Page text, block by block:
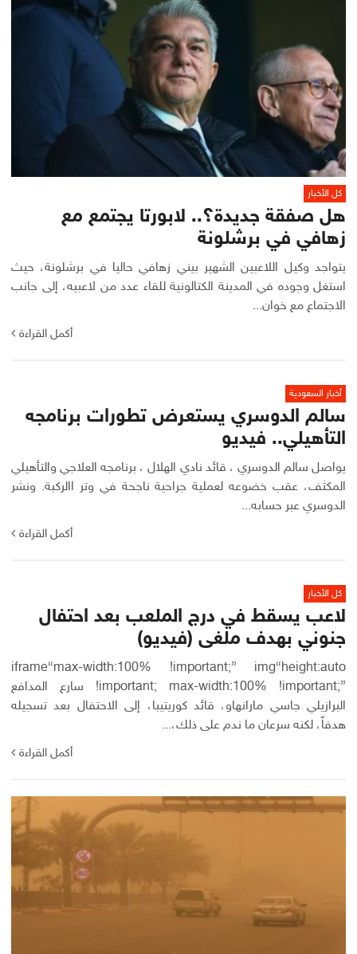
كل الأخبار
هل صفقة جديدة؟.. لابورتا يجتمع مع
زهافي في برشلونة
يتواجد وكيل اللاعبين الشهير بيني زهافي حاليا في برشلونة، حيث
استغل وجوده في المدينة الكتالونية للقاء عدد من لاعبيه، إلى جانب
الاجتماع مع خوان...
أكمل القراءة
أخبار السعودية
سالم الدوسري يستعرض تطورات برنامجه
التأهيلي.. فيديو
يواصل سالم الدوسري ، قائد نادي الهلال ، برنامجه العلاجي والتأهيلي
المكثف، عقب خضوعه لعملية جراحية ناجحة في وتر االركبة. ونشر
الدوسري عبر حسابه...
أكمل القراءة
كل الأخبار
لاعب يسقط في درج الملعب بعد احتفال
جنوني بهدف ملغى (فيديو)
iframe{max-width:100% !important;} img{height:auto
!important; max-width:100% !important;} سارع المدافع
البرازيلي جاسي مارانهاو، قائد كوريتيبا، إلى الاحتفال بعد تسجيله
هدفاً، لكنه سرعان ما ندم على ذلك،...
أكمل القراءة